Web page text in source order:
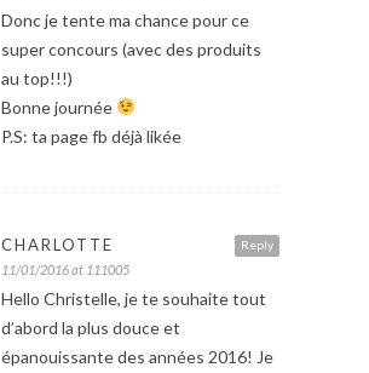
Donc je tente ma chance pour ce
super concours (avec des produits
au top!!!)
Bonne journée
P.S: ta page fb déjà likée
Reply
CHARLOTTE
11/01/2016 at 111005
Hello Christelle, je te souhaite tout
d’abord la plus douce et
épanouissante des années 2016! Je